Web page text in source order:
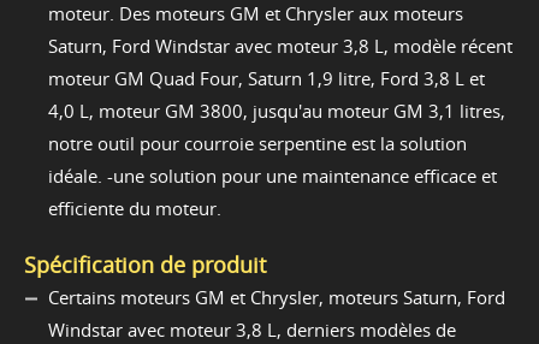
moteur. Des moteurs GM et Chrysler aux moteurs
Saturn, Ford Windstar avec moteur 3,8 L, modèle récent
moteur GM Quad Four, Saturn 1,9 litre, Ford 3,8 L et
4,0 L, moteur GM 3800, jusqu'au moteur GM 3,1 litres,
notre outil pour courroie serpentine est la solution
idéale. -une solution pour une maintenance efficace et
efficiente du moteur.
Spécification de produit
Certains moteurs GM et Chrysler, moteurs Saturn, Ford
Windstar avec moteur 3,8 L, derniers modèles de